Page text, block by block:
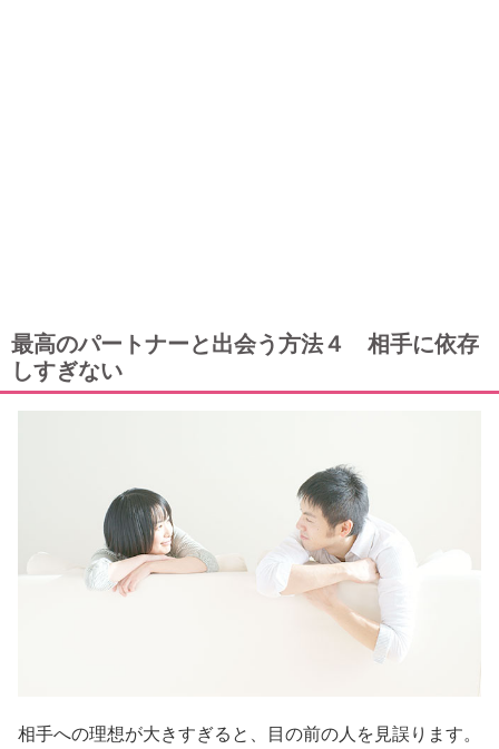
最高のパートナーと出会う方法４ 相手に依存
しすぎない
相手への理想が大きすぎると、目の前の人を見誤ります。